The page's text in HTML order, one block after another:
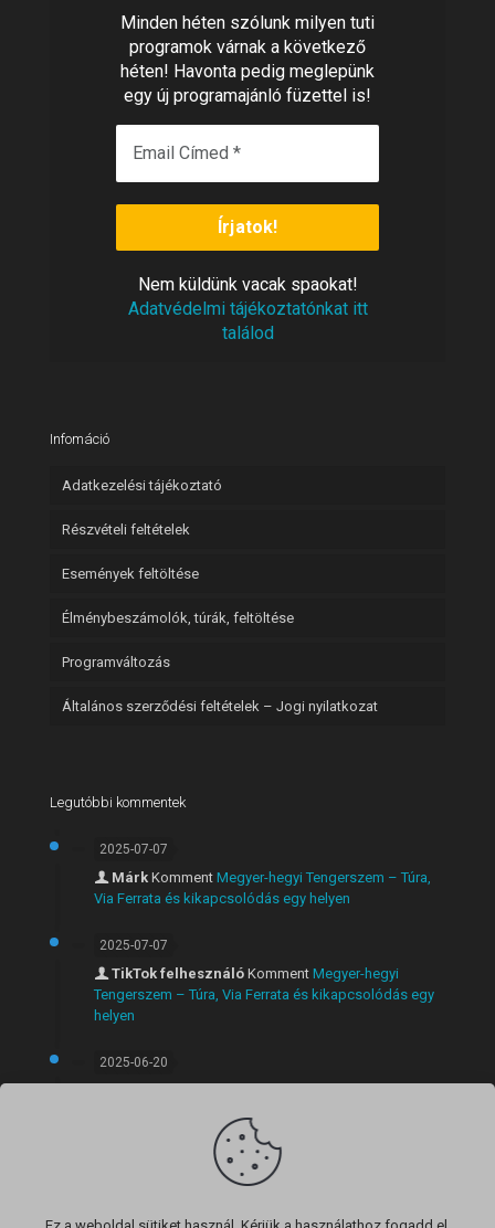
Minden héten szólunk milyen tuti
programok várnak a következő
héten! Havonta pedig meglepünk
egy új programajánló füzettel is!
Nem küldünkvacak spaokat!
Adatvédelmi tájékoztatónkat itt
találod
Infomáció
Adatkezelési tájékoztató
Részvételi feltételek
Események feltöltése
Élménybeszámolók, túrák, feltöltése
Programváltozás
Általános szerződési feltételek – Jogi nyilatkozat
Legutóbbi kommentek
2025-07-07
Márk Komment Megyer-hegyi Tengerszem – Túra,
Via Ferrata és kikapcsolódás egy helyen
2025-07-07
TikTok felhesználó Komment Megyer-hegyi
Tengerszem – Túra, Via Ferrata és kikapcsolódás egy
helyen
2025-06-20